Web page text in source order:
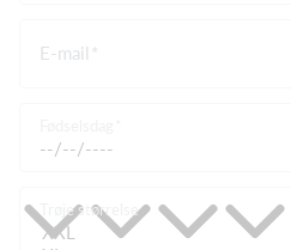
E-mail
Trøje størrelse